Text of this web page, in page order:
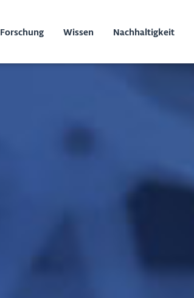
Forschung Wissen Nachhaltigkeit